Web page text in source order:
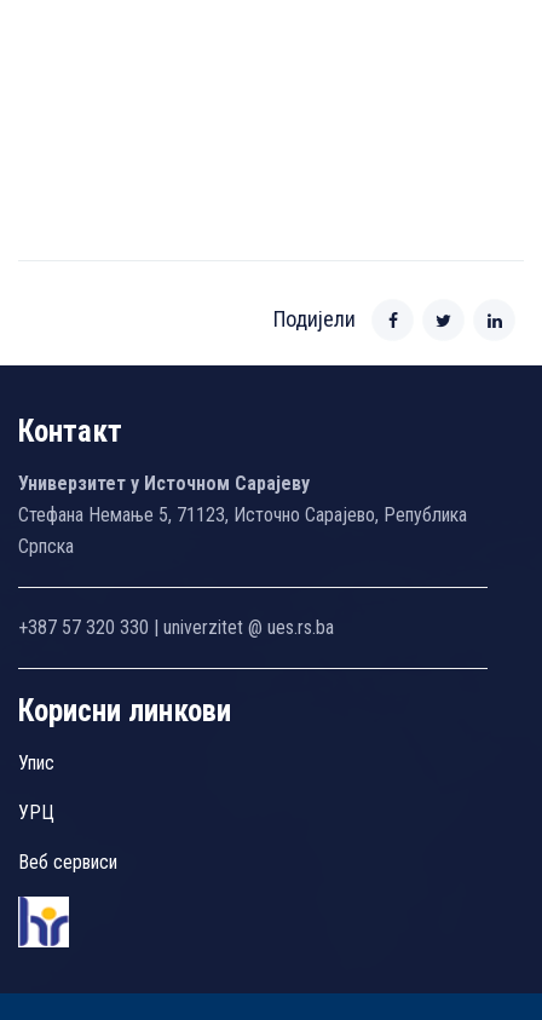
Подијели
Контакт
Универзитет у Источном Сарајеву
Стефана Немање 5, 71123, Источно Сарајево, Република
Српска
+387 57 320 330 | univerzitet @ ues.rs.ba
Корисни линкови
Упис
УРЦ
Веб сервиси